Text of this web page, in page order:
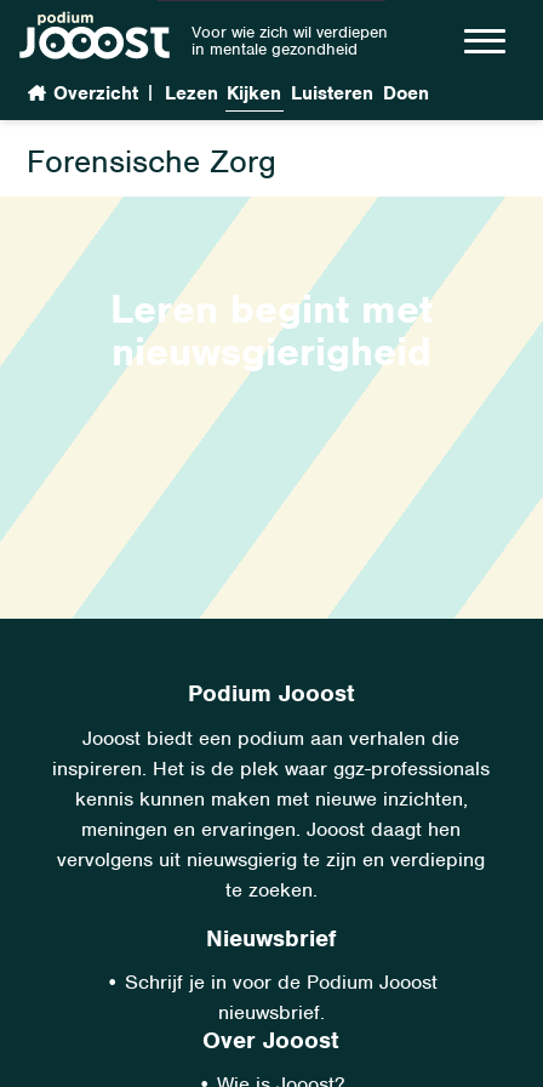
Voor wie zich wil verdiepen
in mentale gezondheid
Overzicht | Lezen Kijken Luisteren Doen
Forensische Zorg
Leren begint met
nieuwsgierigheid
Podium Jooost
Jooost biedt een podium aan verhalen die
inspireren. Het is de plek waar ggz-professionals
kennis kunnen maken met nieuwe inzichten,
meningen en ervaringen. Jooost daagt hen
vervolgens uit nieuwsgierig te zijn en verdieping
te zoeken.
Nieuwsbrief
• Schrijf je in voor de Podium Jooost
nieuwsbrief.
Over Jooost